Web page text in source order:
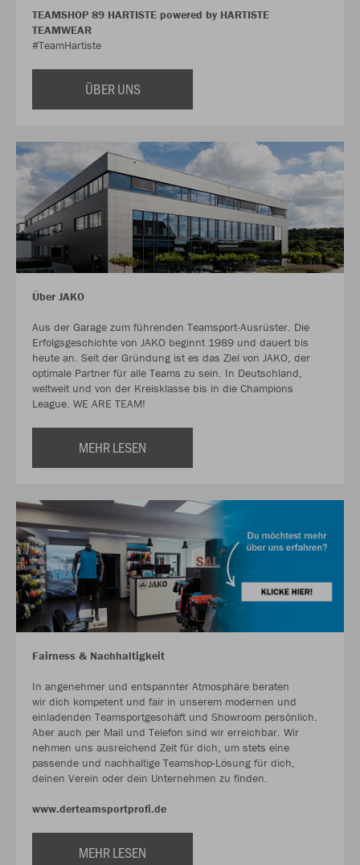
TEAMSHOP 89 HARTISTE powered by HARTISTE
TEAMWEAR
#TeamHartiste
ÜBER UNS
Über JAKO
Aus der Garage zum führenden Teamsport-Ausrüster. Die
Erfolgsgeschichte von JAKO beginnt 1989 und dauert bis
heute an. Seit der Gründung ist es das Ziel von JAKO, der
optimale Partner für alle Teams zu sein. In Deutschland,
weltweit und von der Kreisklasse bis in die Champions
League. WE ARE TEAM!
MEHR LESEN
Fairness & Nachhaltigkeit
In angenehmer und entspannter Atmosphäre beraten
wir dich kompetent und fair in unserem modernen und
einladenden Teamsportgeschäft und Showroom persönlich.
Aber auch per Mail und Telefon sind wir erreichbar. Wir
nehmen uns ausreichend Zeit für dich, um stets eine
passende und nachhaltige Teamshop-Lösung für dich,
deinen Verein oder dein Unternehmen zu finden.
www.derteamsportprofi.de
MEHR LESEN